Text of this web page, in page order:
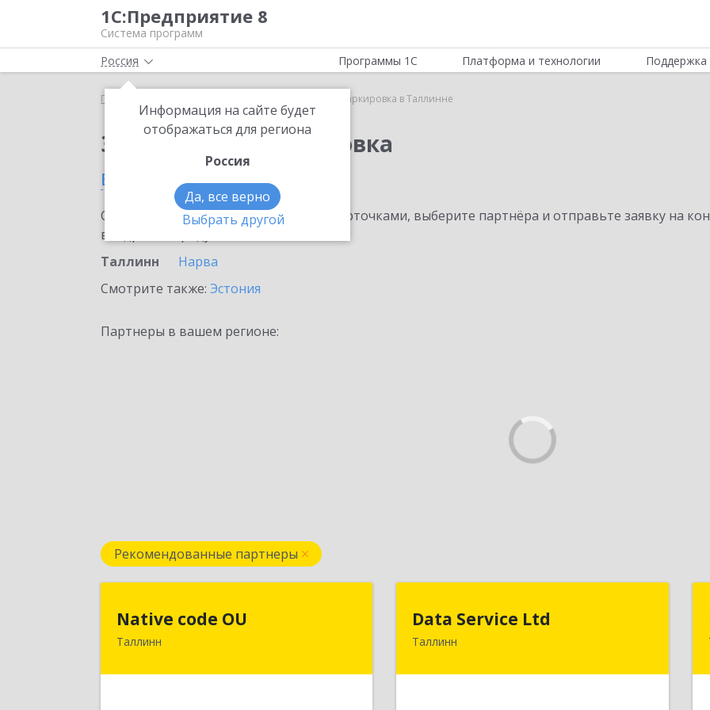
1С:Предприятие 8
Система программ
Россия
Информация на сайте будет
отображаться для региона
Россия
Да, все верно
Выбрать другой
Программы 1С Платформа и технологии Поддержка
Главная 1С:Маркировка в Таллинне
Заказать 1С:Маркировка
в Таллинне
Ознакомьтесь с информационными карточками, выберите партнёра и отправьте заявку на
внедрение продукта.
Таллинн
Нарва
Смотрите также: Эстония
Партнеры в вашем регионе:
Рекомендованные партнеры
Native code OU
Таллинн
13424, Estonia, Tallinn, Varese tn.10A-
Data Service Ltd
ТаллиннEstonia, Laulupeo 24, Tallinn, 10128